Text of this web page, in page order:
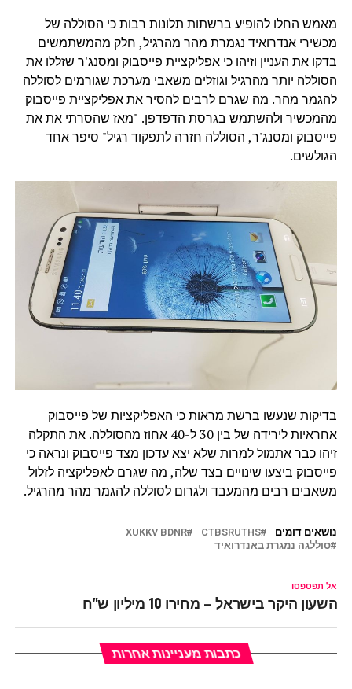
מאמש החלו להופיע ברשתות תלונות רבות כי הסוללה של
מכשירי אנדרואיד נגמרת מהר מהרגיל, חלק מהמשתמשים
בדקו את העניין וזיהו כי אפליקציית פייסבוק ומסנג'ר שזללו את
הסוללה יותר מהרגיל וגוזלים משאבי מערכת שגורמים לסוללה
להגמר מהר. מה שגרם לרבים להסיר את אפליקציית פייסבוק
מהמכשיר ולהשתמש בגרסת הדפדפן. "מאז שהסרתי את את
פייסבוק ומסנג'ר, הסוללה חזרה לתפקוד רגיל" סיפר אחד
הגולשים.
בדיקות שנעשו ברשת מראות כי האפליקציות של פייסבוק
אחראיות לירידה של בין 30 ל-40 אחוז מהסוללה. את התקלה
זיהו כבר אתמול למרות שלא יצא עדכון מצד פייסבוק ונראה כי
פייסבוק ביצעו שינויים בצד שלה, מה שגרם לאפליקציה לזלול
משאבים רבים מהמעבד ולגרום לסוללה להגמר מהר מהרגיל.
נושאים דומים CTBSRUTHS
XUKKV BDNR
סוללגה נמגרת באנדרואיד
אל תפספסו
השעון היקר בישראל – מחירו 10 מיליון ש"ח
כתבות מעניינות אחרות